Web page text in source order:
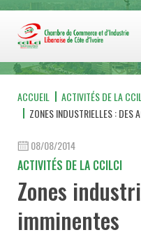
ACCUEIL
ACTIVITÉS DE LA
ZONES INDUSTRIELLES : DES
08/08/2014
ACTIVITÉS DE LA CCILCI
Zones
imminentes